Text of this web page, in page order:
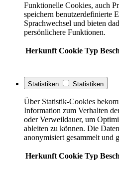
Funktionelle Cookies, auch
speichern benutzerdefinierte
Sprachwechsel und bieten
persönlichere Funktionen.
Herkunft Cookie Typ
Statistiken Statistiken
Über Statistik-Cookies
Information zum Verhalten
oder Verweildauer, um
ableiten zu können. Die
anonymisiert gesammelt und
Herkunft Cookie Typ